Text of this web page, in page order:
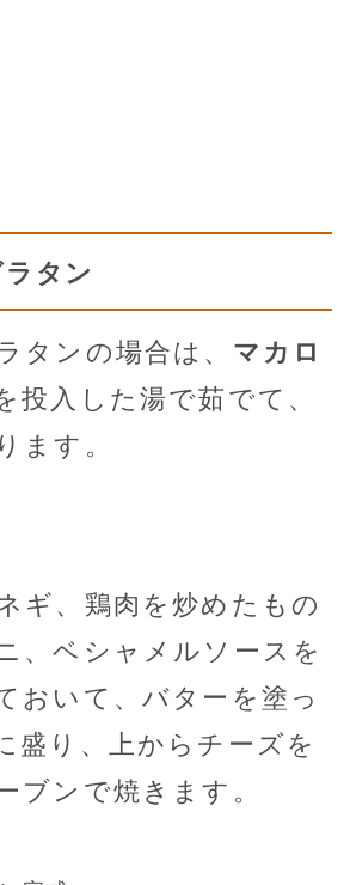
タン
タンの場合は、 マカロ
投入した湯で茹でて、
ます。
ギ、鶏肉を炒めたもの
、ベシャメルソースを
おいて、バターを塗っ
盛り、上からチーズを
ブンで焼きます。